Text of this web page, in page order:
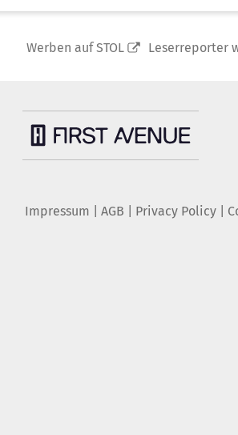
Werben auf STOL Leserreporter
Impressum AGB Privacy Policy|